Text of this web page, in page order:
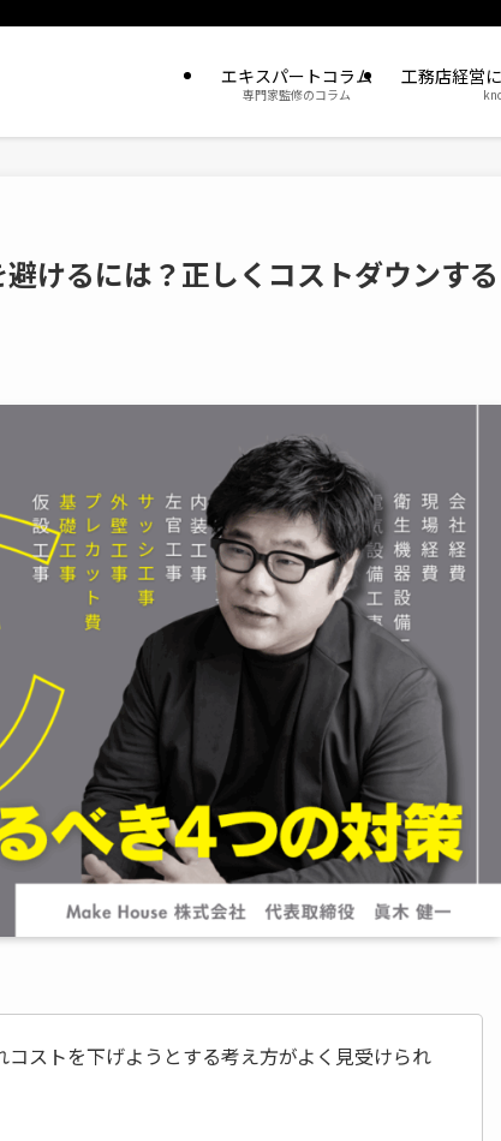
エキスパートコラム
専門家監修のコラム
工務店経営
けるには？正しくコストダウンする
ストを下げようとする考え方がよく見受けられ